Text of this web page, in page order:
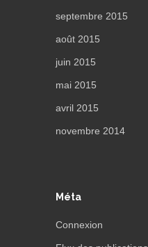
septembre 2015
août 2015
juin 2015
mai 2015
avril 2015
novembre 2014
Méta
Connexion